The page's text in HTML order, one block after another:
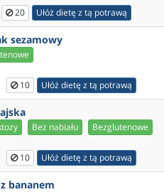
20 Ułóż dietę z tą potrawą
sezamowy
10 Ułóż dietę z tą potrawą
Bez nabiału Bezglutenowe
10 Ułóż dietę z tą potrawą
bananem